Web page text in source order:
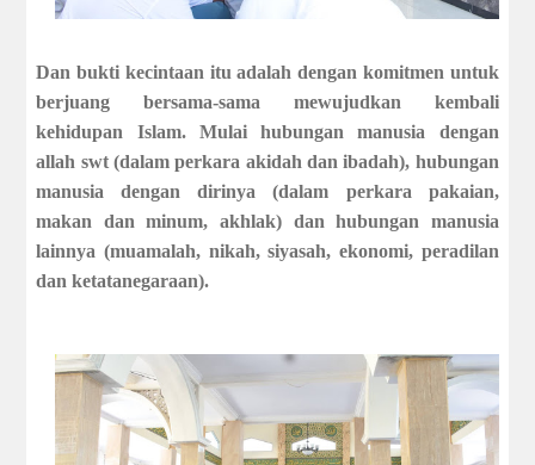
Dan bukti kecintaan itu adalah dengan komitmen untuk
berjuang bersama-sama mewujudkan kembali
kehidupan Islam. Mulai hubungan manusia dengan
allah swt (dalam perkara akidah dan ibadah), hubungan
manusia dengan dirinya (dalam perkara pakaian,
makan dan minum, akhlak) dan hubungan manusia
lainnya (muamalah, nikah, siyasah, ekonomi, peradilan
dan ketatanegaraan).